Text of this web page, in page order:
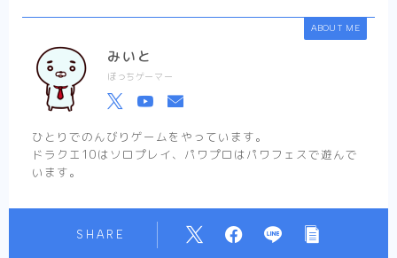
ABOUT ME
みいと
ぼっちゲーマー
ひとりでのんびりゲームをやっています。
ドラクエ10はソロプレイ、パワプロはパワフェスで遊んで
います。
SHARE